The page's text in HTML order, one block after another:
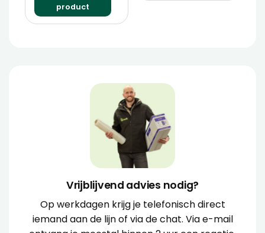
product
Vrijblijvend advies nodig?
Op werkdagen krijg je telefonisch direct
iemand aan de lijn of via de chat. Via e-mail